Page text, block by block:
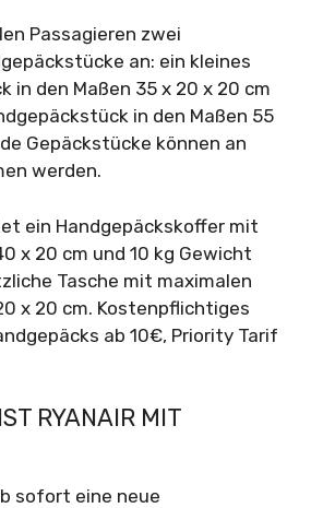
Passagieren zwei
an: ein kleines
in den Maßen 35 x 20 x 20 cm
in den Maßen 55
Gepäckstücke können an
werden.
ein Handgepäckskoffer mit
x 20 cm und 10 kg Gewicht
Tasche mit maximalen
x 20 cm. Kostenpflichtiges
ab 10€, Priority Tarif
RYANAIR MIT
sofort eine neue